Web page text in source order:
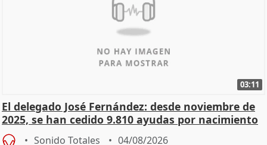
03:11
El delegado José Fernández: desde noviembre de
2025, se han cedido 9.810 ayudas por nacimiento
Sonido Totales 04/08/2026